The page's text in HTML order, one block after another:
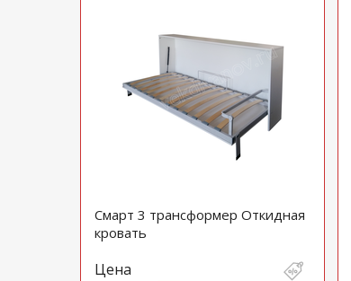
Смарт 3 трансформер Откидная
кровать
Цена